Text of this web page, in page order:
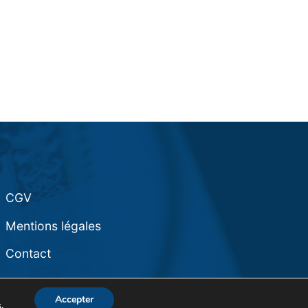
CGV
Mentions légales
Contact
Accepter